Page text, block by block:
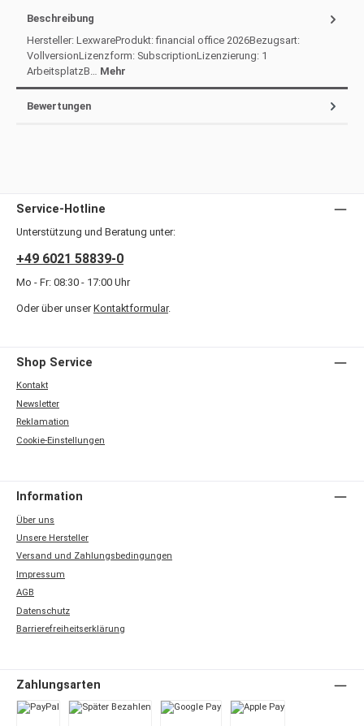
Beschreibung
Hersteller: LexwareProdukt: financial office 2026Bezugsart:
VollversionLizenzform: SubscriptionLizenzierung: 1
ArbeitsplatzB… Mehr
Bewertungen
Service-Hotline
Unterstützung und Beratung unter:
+49 6021 58839-0
Mo - Fr: 08:30 - 17:00 Uhr
Oder über unser Kontaktformular.
Shop Service
Kontakt
Newsletter
Reklamation
Cookie-Einstellungen
Information
Über uns
Unsere Hersteller
Versand und Zahlungsbedingungen
Impressum
AGB
Datenschutz
Barrierefreiheitserklärung
Zahlungsarten